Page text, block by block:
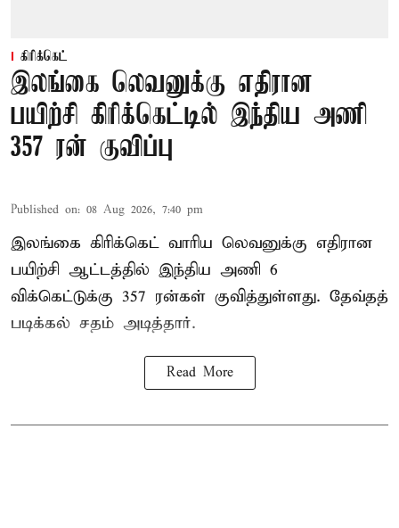
கிரிக்கெட்
இலங்கை லெவனுக்கு எதிரான
பயிற்சி கிரிக்கெட்டில் இந்திய அணி
357 ரன் குவிப்பு
Published on: 08 Aug 2026, 7:40 pm
இலங்கை கிரிக்கெட் வாரிய லெவனுக்கு எதிரான
பயிற்சி ஆட்டத்தில் இந்திய அணி 6
விக்கெட்டுக்கு 357 ரன்கள் குவித்துள்ளது. தேவ்தத்
படிக்கல் சதம் அடித்தார்.
Read More